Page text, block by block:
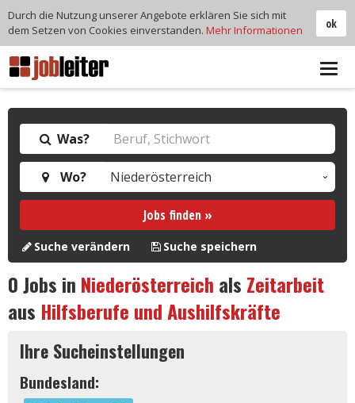
Was?
Wo?
Jobs finden »
Suche verändern Suche speichern
0Jobs in Niederösterreich als Zeitarbeit
aus Hilfsberufe und Aushilfskräfte
Ihre Sucheinstellungen
Bundesland:
ok
Durch die Nutzung unserer Angebote erklären Sie sich mit
dem Setzen von Cookies einverstanden. Mehr Informationen